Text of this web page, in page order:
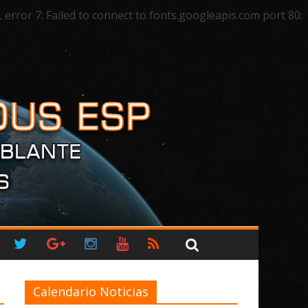
7: Failed to connect to fonts.googleapis.com port 80:
Calendario Noticias